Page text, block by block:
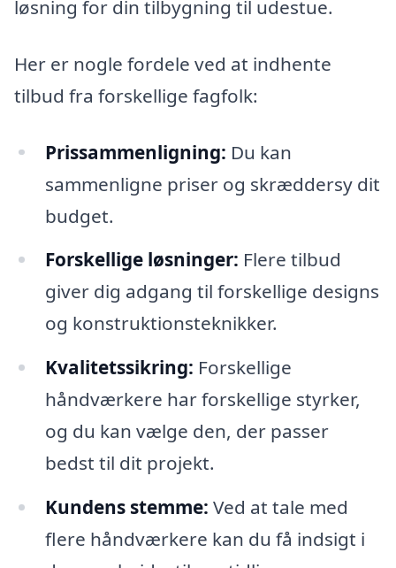
løsning for din tilbygning til udestue.
Her er nogle fordele ved at indhente
tilbud fra forskellige fagfolk:
Prissammenligning: Du kan
sammenligne priser og skræddersy dit
budget.
Forskellige løsninger: Flere tilbud
giver dig adgang til forskellige designs
og konstruktionsteknikker.
Kvalitetssikring: Forskellige
håndværkere har forskellige styrker,
og du kan vælge den, der passer
bedst til dit projekt.
Kundens stemme: Ved at tale med
flere håndværkere kan du få indsigt i